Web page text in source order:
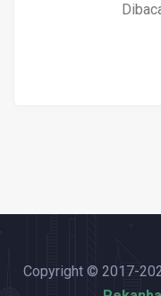
Copyright © 2017-